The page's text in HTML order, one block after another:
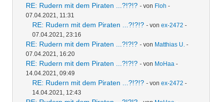
RE: Rudern mit dem Piraten ...?!?!? - von Floh -
07.04.2021, 11:31
RE: Rudern mit dem Piraten ...?!?!? - von ex-2472 -
07.04.2021, 23:16
RE: Rudern mit dem Piraten ...?!?!? - von Matthias U. -
07.04.2021, 16:20
RE: Rudern mit dem Piraten ...?!?!? - von MoHaa -
14.04.2021, 09:49
RE: Rudern mit dem Piraten ...?!?!? - von ex-2472 -
14.04.2021, 12:43